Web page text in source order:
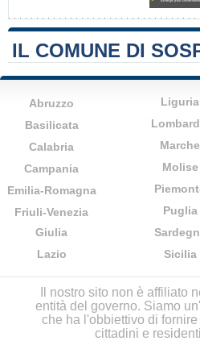
IL COMUNE DI
Abruzzo
Basilicata
Calabria
Campania
Emilia-Romagna
Friuli-Venezia
Giulia
Lazio
Liguria
Marche
Molise
Puglia
Sicilia
Il nostro sito non è affiliato
entità del governo. Siamo
che ha l'obbiettivo di
cittadini e